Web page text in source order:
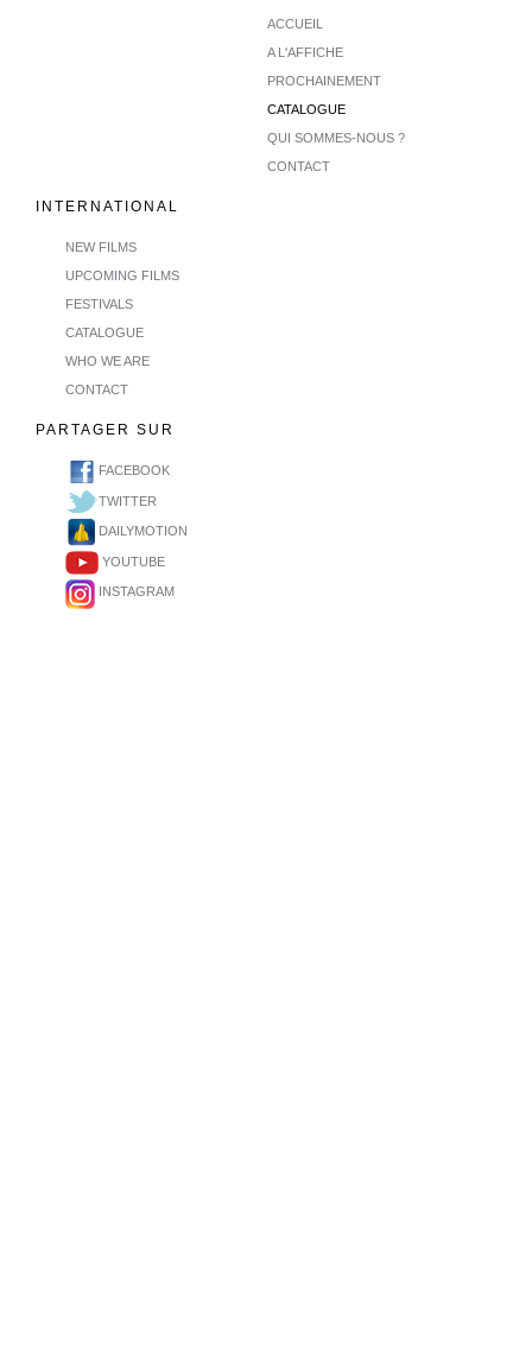
ACCUEIL
A L'AFFICHE
PROCHAINEMENT
CATALOGUE
QUI SOMMES-NOUS ?
CONTACT
INTERNATIONAL
NEW FILMS
UPCOMING FILMS
FESTIVALS
CATALOGUE
WHO WE ARE
CONTACT
PARTAGER SUR
FACEBOOK
TWITTER
DAILYMOTION
YOUTUBE
INSTAGRAM